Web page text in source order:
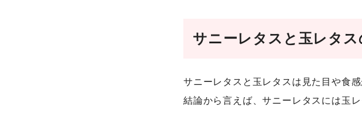
サニーレタスと玉レタス
サニーレタスと玉レタスは見た目や食
結論から言えば、サニーレタスには玉